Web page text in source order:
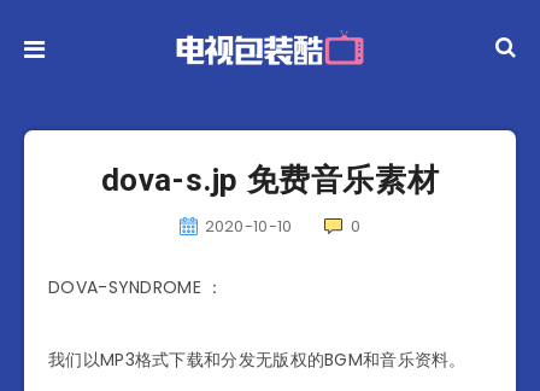
dova-s.jp 免费音乐素材
2020-10-10 0
DOVA-SYNDROME ：
我们以MP3格式下载和分发无版权的BGM和音乐资料。